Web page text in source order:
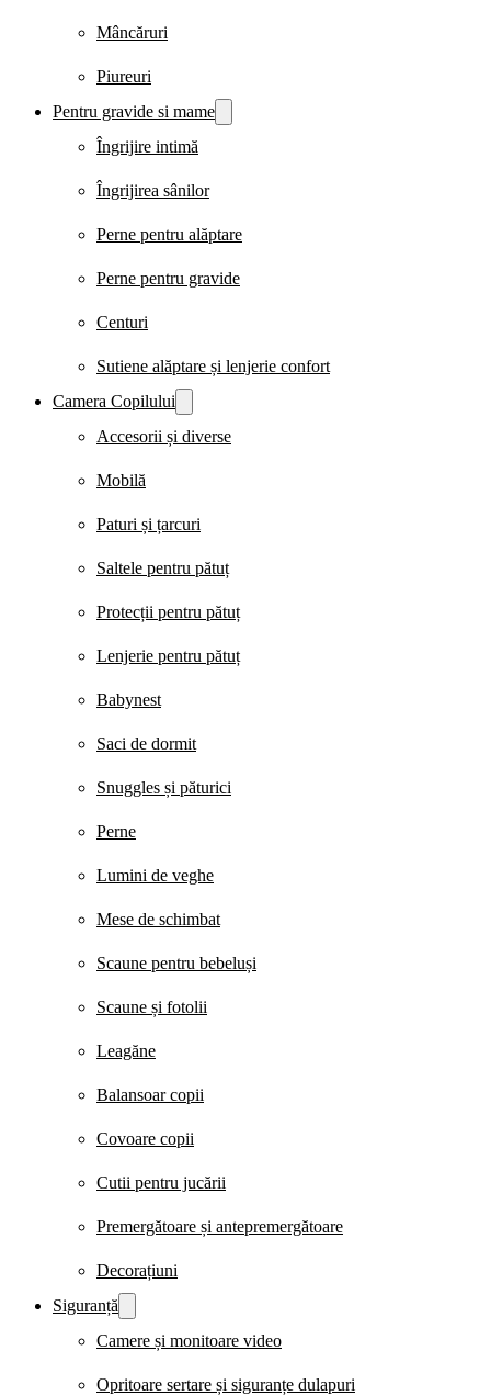
Mâncăruri
Piureuri
Pentru gravide si mame
Îngrijire intimă
Îngrijirea sânilor
Perne pentru alăptare
Perne pentru gravide
Centuri
Sutiene alăptare și lenjerie confort
Camera Copilului
Accesorii și diverse
Mobilă
Paturi și țarcuri
Saltele pentru pătuț
Protecții pentru pătuț
Lenjerie pentru pătuț
Babynest
Saci de dormit
Snuggles și păturici
Perne
Lumini de veghe
Mese de schimbat
Scaune pentru bebeluși
Scaune și fotolii
Leagăne
Balansoar copii
Covoare copii
Cutii pentru jucării
Premergătoare și antepremergătoare
Decorațiuni
Siguranță
Camere și monitoare video
Opritoare sertare și siguranțe dulapuri